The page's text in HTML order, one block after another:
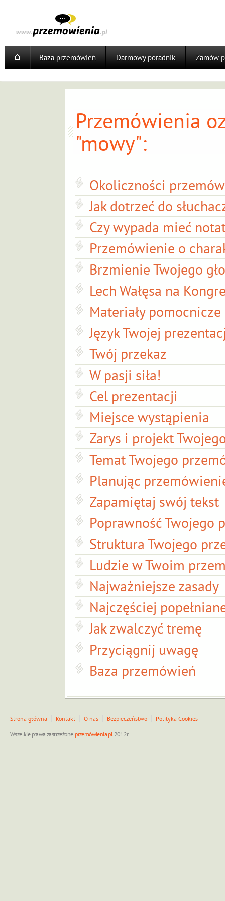
Baza przemówień Darmowy poradnik Zamów
Przemówienia
"mowy":
Okoliczności
Jak dotrzeć do
Czy wypada mieć
Przemówienie o
Brzmienie Twojego
Lech Wałęsa na
Materiały pomocnicze
Język Twojej
Twój przekaz
W pasji siła!
Cel prezentacji
Miejsce wystąpienia
Zarys i projekt
Temat Twojego
Planując
Zapamiętaj swój tekst
Poprawność Twojego
Struktura Twojego
Ludzie w Twoim
Najważniejsze zasady
Najczęściej
Jak zwalczyć tremę
Przyciągnij uwagę
Baza przemówień
Strona główna Kontakt O nas Bezpieczeństwo
Polityka Cookies
Wszelkie prawa zastrzeżone. przemówienia.pl2012r.